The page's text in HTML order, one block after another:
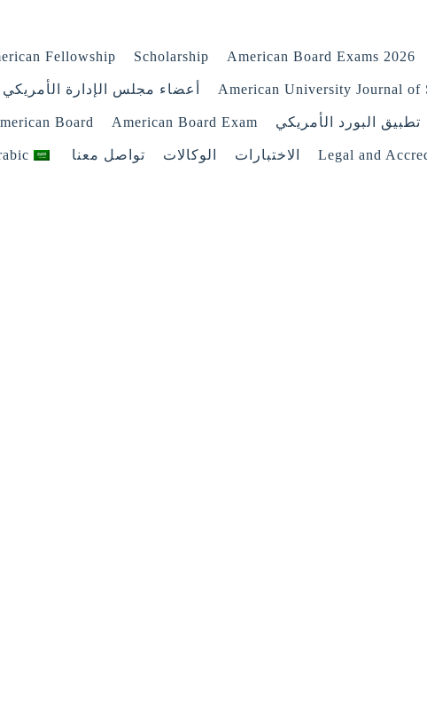
American Board Exams 2026
Scholarship
Fellowship
American University Journal of أعضاء مجلس الإدارة الأمريكي
تطبيق البورد الأمريكي American Board Exam
Board
Legal and الاختبارات الوكالات تواصل معنا